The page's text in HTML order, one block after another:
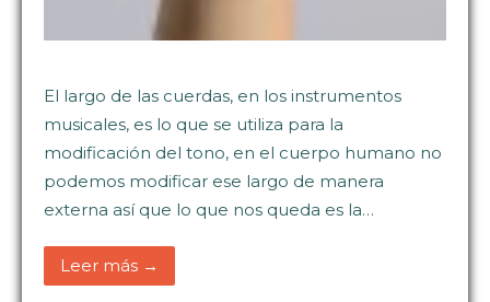
El largo de las cuerdas, en los instrumentos
musicales, es lo que se utiliza para la
modificación del tono, en el cuerpo humano no
podemos modificar ese largo de manera
externa así que lo que nos queda es la…
Leer más →